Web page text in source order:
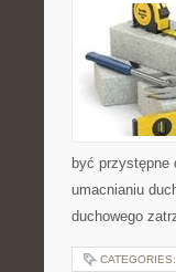
być przystępne
umacnianiu
duchowego
CATEGORIES: